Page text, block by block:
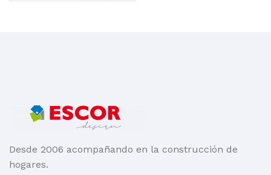
COLOR
Gris, Negro,
Blanco y Médano
Desde 2006 acompañando en la construcción de
hogares.